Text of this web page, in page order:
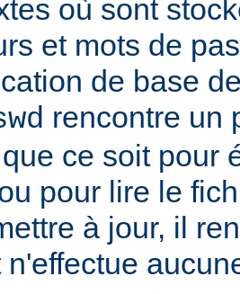
où sont
et mots de
de base
rencontre un
ce soit pour
pour lire le
à jour, il
n'effectue